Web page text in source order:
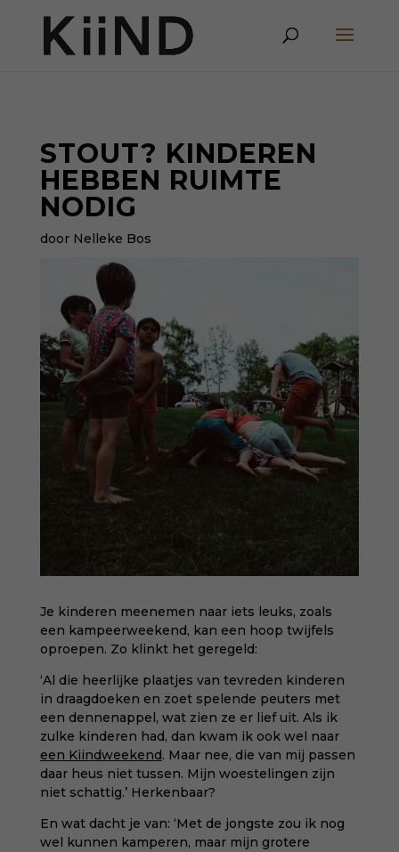
STOUT? KINDEREN
HEBBEN RUIMTE
NODIG
door Nelleke Bos
Je kinderen meenemen naar iets leuks, zoals
een kampeerweekend, kan een hoop twijfels
oproepen. Zo klinkt het geregeld:
‘Al die heerlijke plaatjes van tevreden kinderen
in draagdoeken en zoet spelende peuters met
een dennenappel, wat zien ze er lief uit. Als ik
zulke kinderen had, dan kwam ik ook wel naar
een Kiindweekend. Maar nee, die van mij passen
daar heus niet tussen. Mijn woestelingen zijn
niet schattig.’ Herkenbaar?
En wat dacht je van: ‘Met de jongste zou ik nog
wel kunnen kamperen, maar mijn grotere